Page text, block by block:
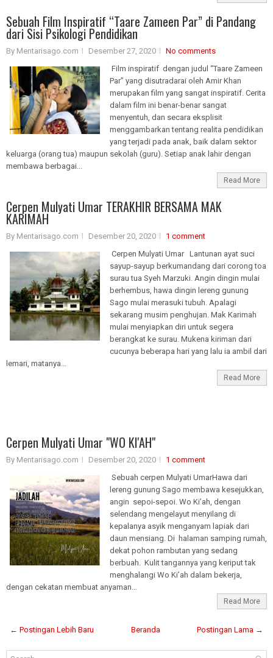
Sebuah Film Inspiratif “Taare Zameen Par” di Pandang
dari Sisi Psikologi Pendidikan
By Mentarisago.com Desember 27, 2020
No comments
Film inspiratif dengan judul “Taare Zameen
Par” yang disutradarai oleh Amir Khan
merupakan film yang sangat inspiratif. Cerita
dalam film ini benar-benar sangat
menyentuh, dan secara eksplisit
menggambarkan tentang realita pendidikan
yang terjadi pada anak, baik dalam sektor
keluarga (orang tua) maupun sekolah (guru). Setiap anak lahir dengan
membawa berbagai...
Read More
Cerpen Mulyati Umar TERAKHIR BERSAMA MAK
KARIMAH
By Mentarisago.com Desember 20, 2020
1 comment
Cerpen Mulyati Umar Lantunan ayat suci
sayup-sayup berkumandang dari corong toa
surau tua Syeh Marzuki. Angin dingin mulai
berhembus, hawa dingin lereng gunung
Sago mulai merasuki tubuh. Apalagi
sekarang musim penghujan. Mak Karimah
mulai menyiapkan diri untuk segera
berangkat ke surau. Mukena kiriman dari
cucunya beberapa hari yang lalu ia ambil dari
lemari, matanya...
Read More
Cerpen Mulyati Umar "WO KI'AH"
By Mentarisago.com Desember 20, 2020
1 comment
Sebuah cerpen Mulyati UmarHawa dari
lereng gunung Sago membawa kesejukkan,
angin sepoi-sepoi. Wo Ki’ah, dengan
selendang mengelayut menyilang di
kepalanya asyik menganyam lapiak dari
daun mensiang. Di halaman samping rumah,
dekat pohon rambutan yang sedang
berbuah. Kulit tangannya yang keriput tak
menghalangi Wo Ki’ah dalam bekerja,
dengan cekatan membuat anyaman...
Read More
← Postingan Lebih Baru Postingan Lama →
Beranda